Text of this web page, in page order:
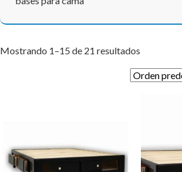
Mostrando 1–15 de 21 resultados